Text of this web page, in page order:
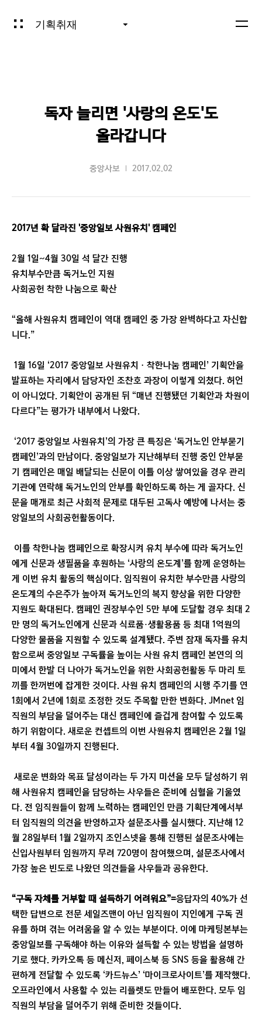
기획취재
독자 늘리면 '사랑의 온도'도
올라갑니다
중앙사보 2017.02.02
2017년 확 달라진 '중앙일보 사원유치' 캠페인
2월 1일~4월 30일 석 달간 진행
유치부수만큼 독거노인 지원
사회공헌 착한 나눔으로 확산
“올해 사원유치 캠페인이 역대 캠페인 중 가장 완벽하다고 자신합
니다.”
1월 16일 ‘2017 중앙일보 사원유치ㆍ착한나눔 캠페인’ 기획안을
발표하는 자리에서 담당자인 조찬호 과장이 이렇게 외쳤다. 허언
이 아니었다. 기획안이 공개된 뒤 “매년 진행됐던 기획안과 차원이
다르다”는 평가가 내부에서 나왔다.
‘2017 중앙일보 사원유치’의 가장 큰 특징은 ‘독거노인 안부묻기
캠페인’과의 만남이다. 중앙일보가 지난해부터 진행 중인 안부묻
기 캠페인은 매일 배달되는 신문이 이틀 이상 쌓여있을 경우 관리
기관에 연락해 독거노인의 안부를 확인하도록 하는 게 골자다. 신
문을 매개로 최근 사회적 문제로 대두된 고독사 예방에 나서는 중
앙일보의 사회공헌활동이다.
이를 착한나눔 캠페인으로 확장시켜 유치 부수에 따라 독거노인
에게 신문과 생필품을 후원하는 ‘사랑의 온도계’를 함께 운영하는
게 이번 유치 활동의 핵심이다. 임직원이 유치한 부수만큼 사랑의
온도계의 수은주가 높아져 독거노인의 복지 향상을 위한 다양한
지원도 확대된다. 캠페인 권장부수인 5만 부에 도달할 경우 최대 2
만 명의 독거노인에게 신문과 식료품·생활용품 등 최대 1억원의
다양한 물품을 지원할 수 있도록 설계됐다. 주변 잠재 독자를 유치
함으로써 중앙일보 구독률을 높이는 사원 유치 캠페인 본연의 의
미에서 한발 더 나아가 독거노인을 위한 사회공헌활동 두 마리 토
끼를 한꺼번에 잡게한 것이다. 사원 유치 캠페인의 시행 주기를 연
1회에서 2년에 1회로 조정한 것도 주목할 만한 변화다. JMnet 임
직원의 부담을 덜어주는 대신 캠페인에 즐겁게 참여할 수 있도록
하기 위함이다. 새로운 컨셉트의 이번 사원유치 캠페인은 2월 1일
부터 4월 30일까지 진행된다.
새로운 변화와 목표 달성이라는 두 가지 미션을 모두 달성하기 위
해 사원유치 캠페인을 담당하는 사우들은 준비에 심혈을 기울였
다. 전 임직원들이 함께 노력하는 캠페인인 만큼 기획단계에서부
터 임직원의 의견을 반영하고자 설문조사를 실시했다. 지난해 12
월 28일부터 1월 2일까지 조인스넷을 통해 진행된 설문조사에는
신입사원부터 임원까지 무려 720명이 참여했으며, 설문조사에서
가장 높은 빈도로 나왔던 의견들을 사우들과 공유한다.
“구독 자체를 거부할 때 설득하기 어려워요”=응답자의 40%가 선
택한 답변으로 전문 세일즈맨이 아닌 임직원이 지인에게 구독 권
유를 하며 겪는 어려움을 알 수 있는 부분이다. 이에 마케팅본부는
중앙일보를 구독해야 하는 이유와 설득할 수 있는 방법을 설명하
기로 했다. 카카오톡 등 메신저, 페이스북 등 SNS 등을 활용해 간
편하게 전달할 수 있도록 ‘카드뉴스’ ‘마이크로사이트’를 제작했다.
오프라인에서 사용할 수 있는 리플렛도 만들어 배포한다. 모두 임
직원의 부담을 덜어주기 위해 준비한 것들이다.